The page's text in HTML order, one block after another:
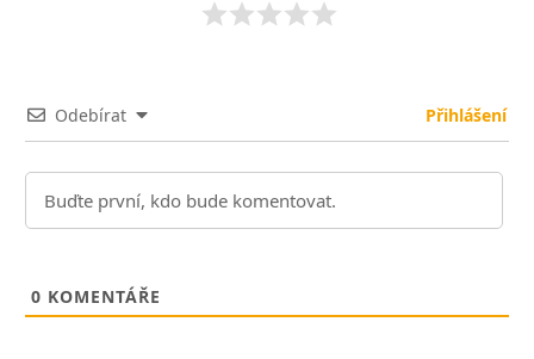
Odebírat Přihlášení
0 KOMENTÁŘE